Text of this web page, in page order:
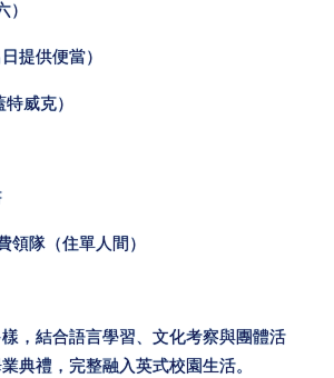
）
提供便當）
威克）
領隊（住單人間）
，結合語言學習、文化考察與團體活
典禮，完整融入英式校園生活。